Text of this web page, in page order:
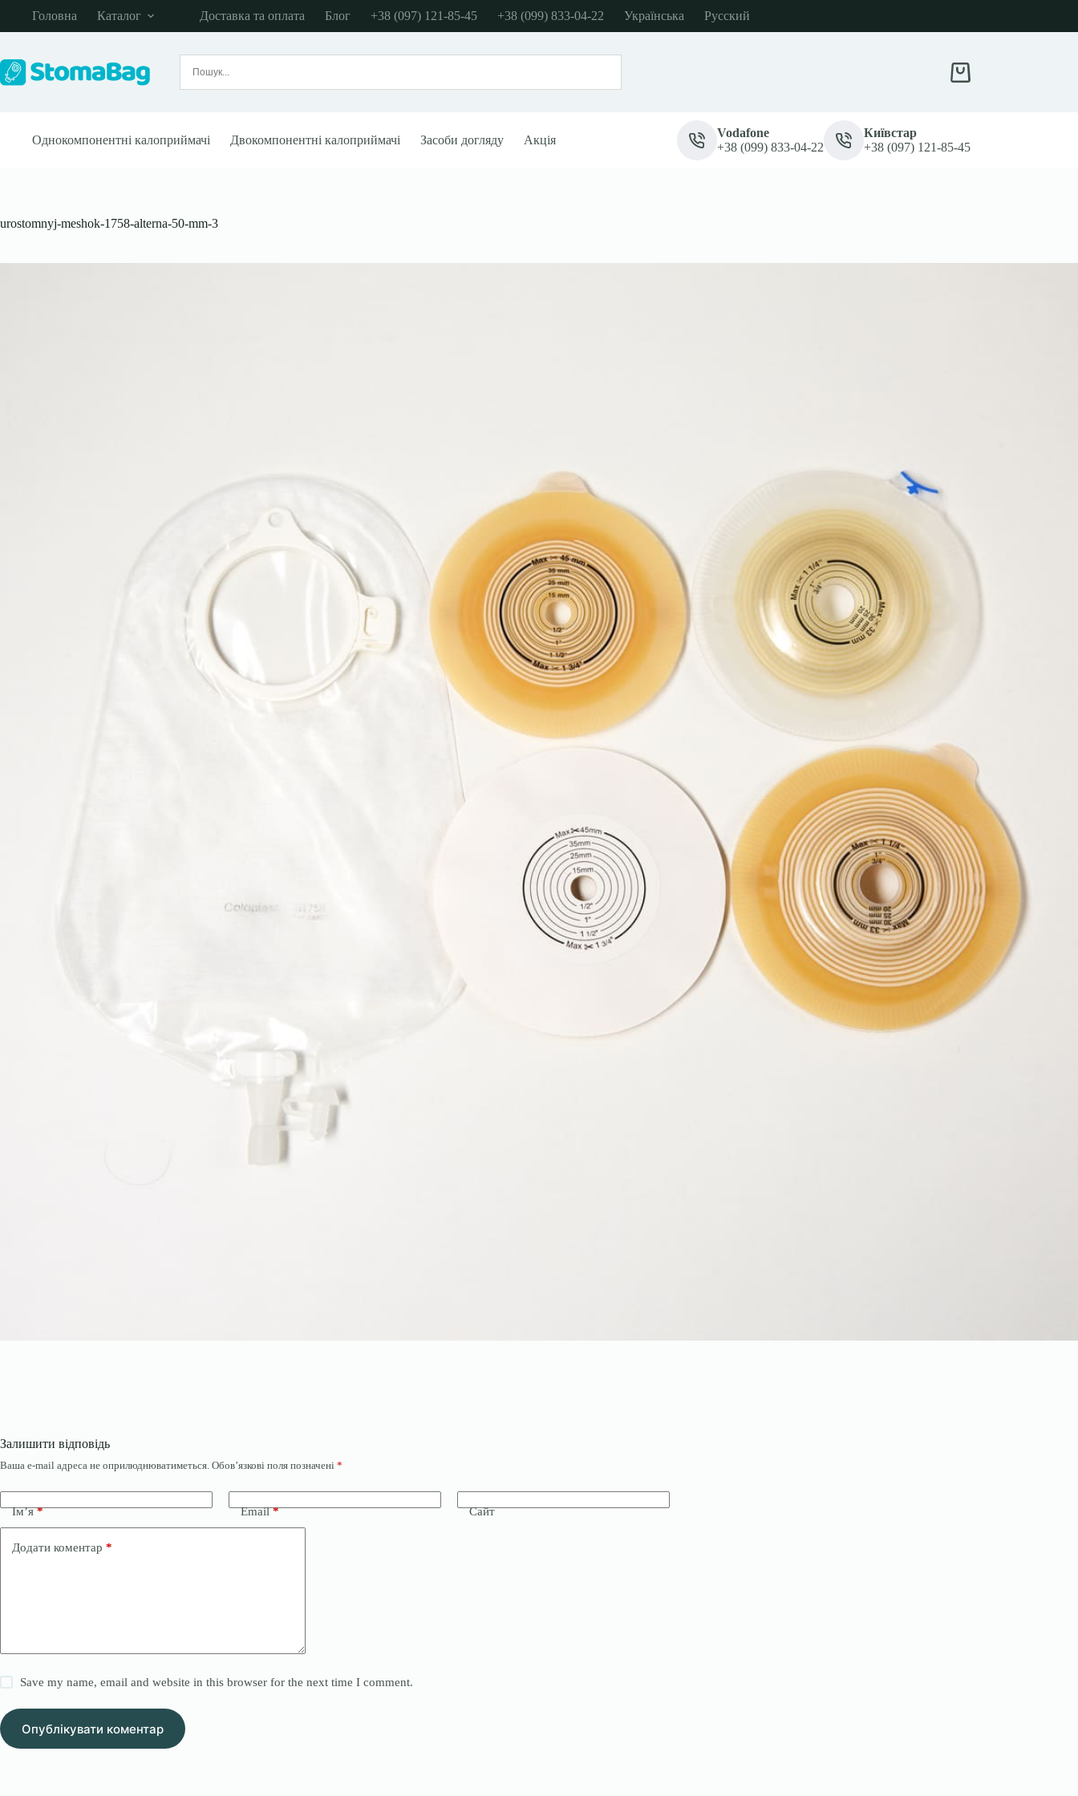
вмісту
Головна Каталог Доставка та оплата Блог +38 (097) 121-85-45 +38 (099) 833-04-22 Українська Русский
Кошик
Однокомпонентні калоприймачі Двокомпонентні калоприймачі Засоби догляду Акція
Vodafone
+38 (099) 833-04-22
Київстар
+38 (097) 121-85-45
urostomnyj-meshok-1758-alterna-50-mm-3
Залишити відповідь
Ваша e-mail адреса не оприлюднюватиметься. Обов’язкові поля позначені *
Ім’я* Email* Сайт
Додати коментар *
Save my name, email and website in this browser for the next time I comment.
Опублікувати коментар